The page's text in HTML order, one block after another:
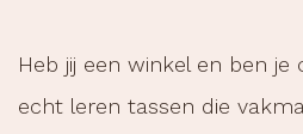
Heb jij een winkel en ben je
echt leren tassen die